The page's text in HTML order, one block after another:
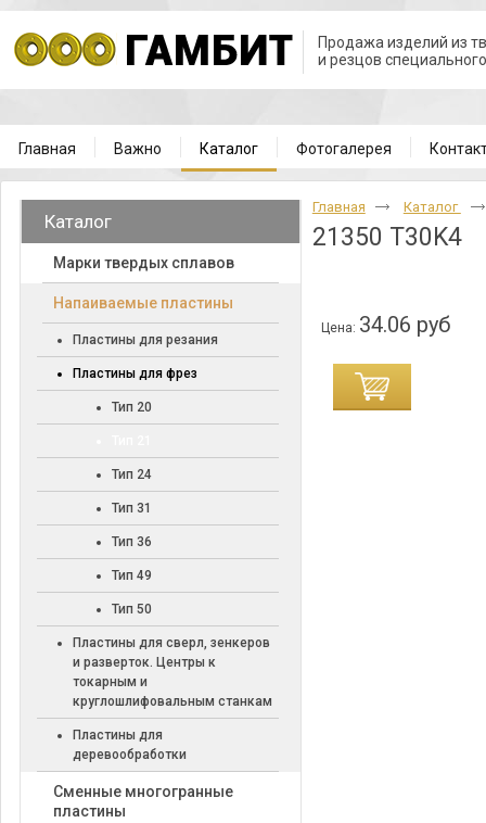
Продажа изделий из
и резцов
Главная Важно Каталог Фотогалерея
Каталог
Марки твердых сплавов
Напаиваемые пластины
Пластины для резания
Пластины для фрез
Тип 20
Тип 24
Тип 31
Тип 36
Тип 49
Тип 50
Пластины для сверл, зенкеров
и разверток. Центры к
токарным и
круглошлифовальным станкам
Пластины для
деревообработки
Cменные многогранные
пластины
Главная Каталог
21350 T30K4
Цена: 34.06 руб